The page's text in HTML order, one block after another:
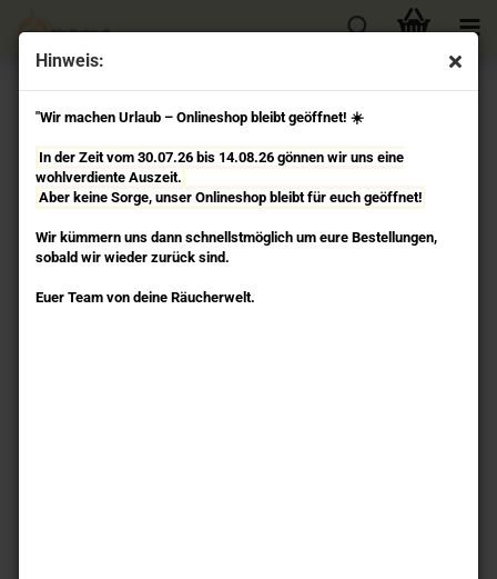
Hinweis:
"Wir machen Urlaub – Onlineshop bleibt geöffnet! ☀️
In der Zeit vom 30.07.26 bis 14.08.26 gönnen wir uns eine
wohlverdiente Auszeit.
Aber keine Sorge, unser Onlineshop bleibt für euch geöffnet!
Wir kümmern uns dann schnellstmöglich um eure Bestellungen,
sobald wir wieder zurück sind.
Euer Team von deine Räucherwelt.
« Erster « zurück
weiter »
54Artikel in dieser Kategorie
7er Chakren Set - Stearin-Duftkerze Yogi & Yogini